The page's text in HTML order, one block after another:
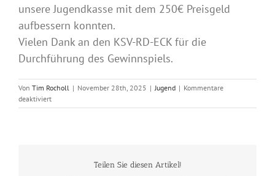
unsere Jugendkasse mit dem 250€ Preisgeld
aufbessern konnten.
Vielen Dank an den KSV-RD-ECK für die
Durchführung des Gewinnspiels.
Von Tim Rocholl | November 28th, 2025 | Jugend | Kommentare
deaktiviertfür
Unsere
Teilen Sie diesen Artikel!